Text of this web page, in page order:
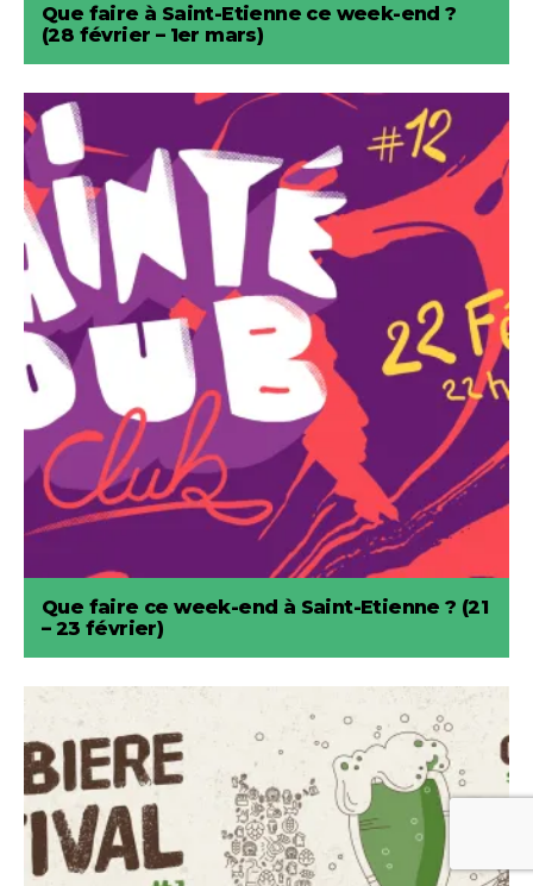
Que faire à Saint-Etienne ce week-end ?
(28 février – 1er mars)
Que faire ce week-end à Saint-Etienne ? (21
– 23 février)